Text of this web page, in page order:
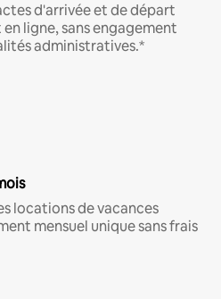
d'arrivée et de départ
ligne, sans engagement
administratives.*
locations de vacances
mensuel unique sans frais